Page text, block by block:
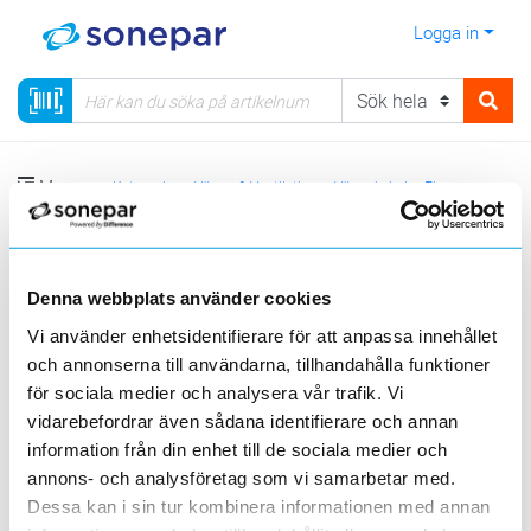
Denna webbplats använder cookies
Vi använder enhetsidentifierare för att anpassa innehållet
och annonserna till användarna, tillhandahålla funktioner
för sociala medier och analysera vår trafik. Vi
vidarebefordrar även sådana identifierare och annan
information från din enhet till de sociala medier och
annons- och analysföretag som vi samarbetar med.
Dessa kan i sin tur kombinera informationen med annan
Logga in
Meny Kategorier Värme & Ventilation Värmekabel Ebeco
Golvvärmefolie 230 V
Sortera
Sida < 1 > Per sida 20 50 100 200
Produktlinjer